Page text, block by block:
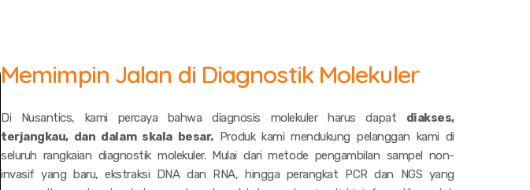
Memimpin Jalan di Diagnostik Molekuler
Di Nusantics, kami percaya bahwa diagnosis molekuler harus dapat diakses,
terjangkau, dan dalam skala besar.Produk kami mendukung pelanggan kami di
seluruh rangkaian diagnostik molekuler. Mulai dari metode pengambilan sampel non-
invasif yang baru, ekstraksi DNA dan RNA, hingga perangkat PCR dan NGS yang